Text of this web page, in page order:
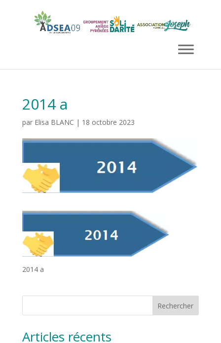
2014 a
par Elisa BLANC | 18 octobre 2023
2014 a
Rechercher
Articles récents